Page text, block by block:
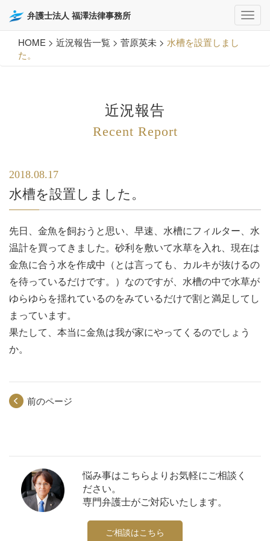
弁護士法人 福澤法律事務所
HOME > 近況報告一覧 > 菅原英未 > 水槽を設置しまし
た。
近況報告
Recent Report
2018.08.17
水槽を設置しました。
先日、金魚を飼おうと思い、早速、水槽にフィルター、水
温計を買ってきました。砂利を敷いて水草を入れ、現在は
金魚に合う水を作成中（とは言っても、カルキが抜けるの
を待っているだけです。）なのですが、水槽の中で水草が
ゆらゆらを揺れているのをみているだけで割と満足してし
まっています。
果たして、本当に金魚は我が家にやってくるのでしょう
か。
前のページ
悩み事はこちらよりお気軽にご相談く
ださい。
専門弁護士がご対応いたします。
ご相談はこちら